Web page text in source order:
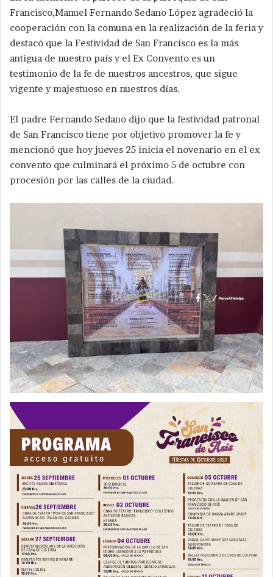
Francisco,Manuel Fernando Sedano López agradeció la
cooperación con la comuna en la realización de la feria y
destacó que la Festividad de San Francisco es la más
antigua de nuestro país y el Ex Convento es un
testimonio de la fe de nuestros ancestros, que sigue
vigente y majestuoso en nuestros días.
El padre Fernando Sedano dijo que la festividad patronal
de San Francisco tiene por objetivo promover la fe y
mencionó que hoy jueves 25 inicia el novenario en el ex
convento que culminará el próximo 5 de octubre con
procesión por las calles de la ciudad.